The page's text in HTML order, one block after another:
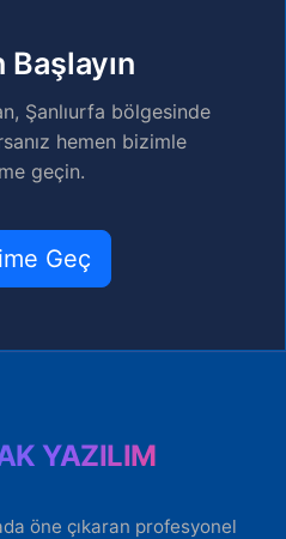
Başlayın
Şanlıurfa bölgesinde
hemen bizimle
geçin.
Geç
YAZILIM
öne çıkaran profesyonel